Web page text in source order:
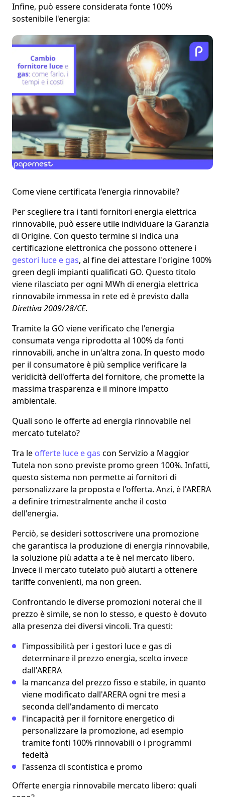
Infine, può essere considerata fonte 100%
sostenibile l'energia:
Come viene certificata l'energia rinnovabile?
Per scegliere tra i tanti fornitori energia elettrica
rinnovabile, può essere utile individuare la Garanzia
di Origine. Con questo termine si indica una
certificazione elettronica che possono ottenere i
gestori luce e gas, al fine dei attestare l'origine 100%
green degli impianti qualificati GO. Questo titolo
viene rilasciato per ogni MWh di energia elettrica
rinnovabile immessa in rete ed è previsto dalla
Direttiva 2009/28/CE.
Tramite la GO viene verificato che l'energia
consumata venga riprodotta al 100% da fonti
rinnovabili, anche in un'altra zona. In questo modo
per il consumatore è più semplice verificare la
veridicità dell'offerta del fornitore, che promette la
massima trasparenza e il minore impatto
ambientale.
Quali sono le offerte ad energia rinnovabile nel
mercato tutelato?
Tra le offerte luce e gas con Servizio a Maggior
Tutela non sono previste promo green 100%. Infatti,
questo sistema non permette ai fornitori di
personalizzare la proposta e l'offerta. Anzi, è l'ARERA
a definire trimestralmente anche il costo
dell'energia.
Perciò, se desideri sottoscrivere una promozione
che garantisca la produzione di energia rinnovabile,
la soluzione più adatta a te è nel mercato libero.
Invece il mercato tutelato può aiutarti a ottenere
tariffe convenienti, ma non green.
Confrontando le diverse promozioni noterai che il
prezzo è simile, se non lo stesso, e questo è dovuto
alla presenza dei diversi vincoli. Tra questi:
l'impossibilità per i gestori luce e gas di
determinare il prezzo energia, scelto invece
dall'ARERA
la mancanza del prezzo fisso e stabile, in quanto
viene modificato dall'ARERA ogni tre mesi a
seconda dell'andamento di mercato
l'incapacità per il fornitore energetico di
personalizzare la promozione, ad esempio
tramite fonti 100% rinnovabili o i programmi
fedeltà
l'assenza di scontistica e promo
Offerte energia rinnovabile mercato libero: quali